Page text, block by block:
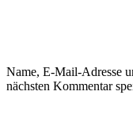
Name, E-Mail-Adresse
nächsten Kommentar